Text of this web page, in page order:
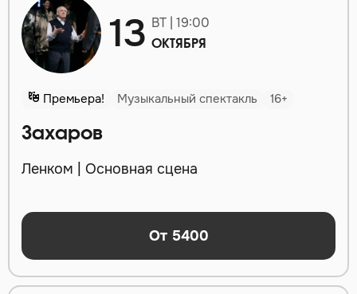
13 ВТ | 19:00
ОКТЯБРЯ
Премьера! Музыкальный спектакль 16+
Захаров
Ленком | Основная сцена
От 5400